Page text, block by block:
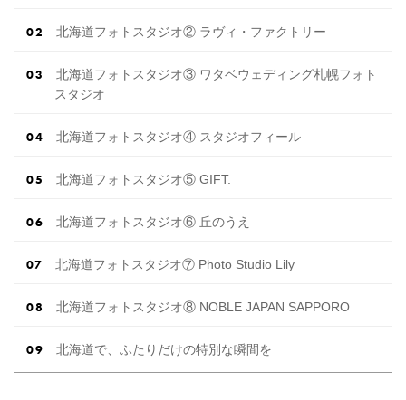
北海道フォトスタジオ② ラヴィ・ファクトリー
北海道フォトスタジオ③ ワタベウェディング札幌フォト
スタジオ
北海道フォトスタジオ④ スタジオフィール
北海道フォトスタジオ⑤ GIFT.
北海道フォトスタジオ⑥ 丘のうえ
北海道フォトスタジオ⑦ Photo Studio Lily
北海道フォトスタジオ⑧ NOBLE JAPAN SAPPORO
北海道で、ふたりだけの特別な瞬間を